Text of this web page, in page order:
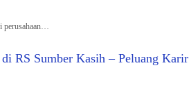
perusahaan…
RS Sumber Kasih – Peluang Karir